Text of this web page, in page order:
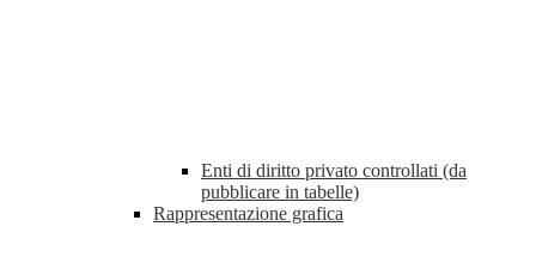
Enti di diritto privato controllati (da
pubblicare in tabelle)
Rappresentazione grafica